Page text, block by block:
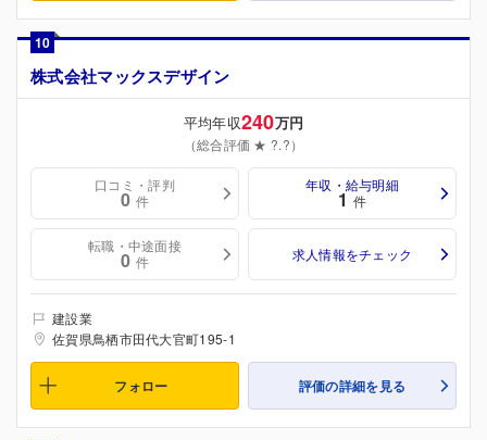
10
株式会社マックスデザイン
平均年収240万円
（総合評価 ★ ?.?）
口コミ・評判
0 件
年収・給与明細
1 件
転職・中途面接
0 件 求人情報をチェック
建設業
佐賀県鳥栖市田代大官町195-1
フォロー 評価の詳細を見る